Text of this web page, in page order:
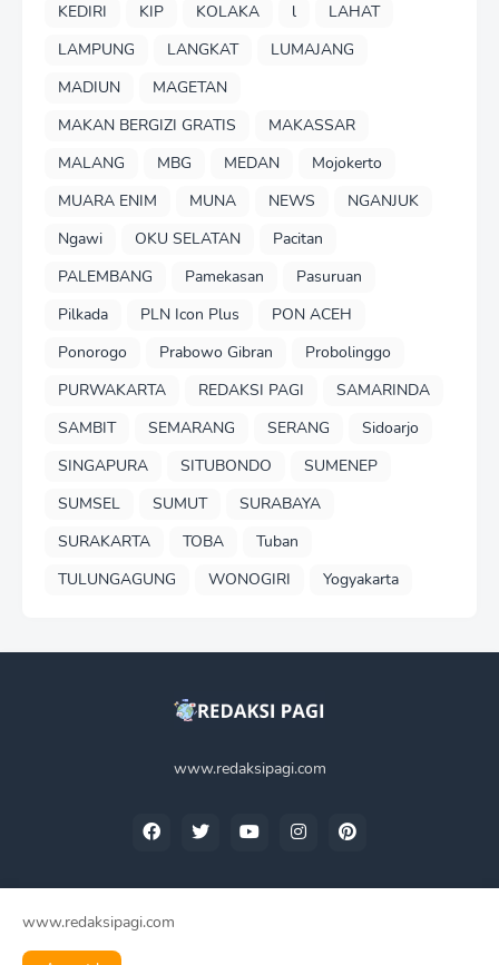
KEDIRI
KIP KOLAKA l
LAHAT
LAMPUNG
LANGKAT
LUMAJANG
MADIUN
MAGETAN
MAKAN BERGIZI GRATIS
MAKASSAR
MALANG
MBG MEDAN
Mojokerto
MUARA ENIM
MUNA NEWS
NGANJUK
Ngawi
OKU SELATAN
Pacitan
PALEMBANG
Pamekasan
Pasuruan
Pilkada
PLN Icon Plus
PON ACEH
Ponorogo
Prabowo Gibran
Probolinggo
PURWAKARTA
REDAKSI PAGI
SAMARINDA
SAMBIT
SEMARANG SERANG
Sidoarjo
SINGAPURA
SITUBONDO
SUMENEP
SUMSEL
SUMUT
SURABAYA
SURAKARTA
TOBA
Tuban
TULUNGAGUNG
WONOGIRI Yogyakarta
www.redaksipagi.com
Home Tentang Kami
www.redaksipagi.com